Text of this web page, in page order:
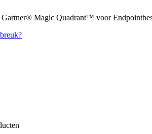
Gartner® Magic Quadrant™ voor